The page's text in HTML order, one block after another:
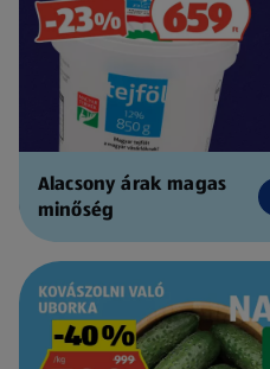
Alacsony árak magas
minőség